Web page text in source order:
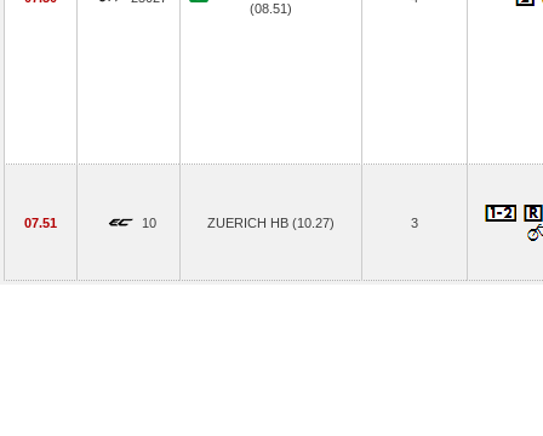
(08.51)
07.51 10 ZUERICH HB (10.27) 3